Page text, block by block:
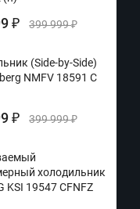
₽ 399 999₽
(Side-by-Side)
NMFV 18591 C
₽ 399 999₽
холодильник
KSI 19547 CFNFZ